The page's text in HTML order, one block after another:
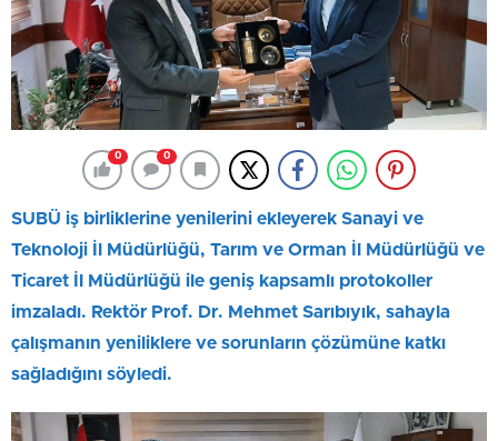
0 0
SUBÜ iş birliklerine yenilerini ekleyerek Sanayi ve
Teknoloji İl Müdürlüğü, Tarım ve Orman İl Müdürlüğü ve
Ticaret İl Müdürlüğü ile geniş kapsamlı protokoller
imzaladı. Rektör Prof. Dr. Mehmet Sarıbıyık, sahayla
çalışmanın yeniliklere ve sorunların çözümüne katkı
sağladığını söyledi.